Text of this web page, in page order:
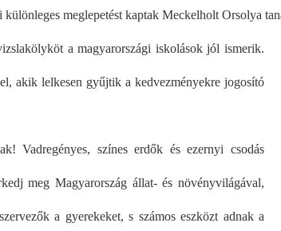
meglepetést kaptak Meckelholt Orsolya
a magyarországi iskolások jól ismerik.
akik lelkesen gyűjtik a kedvezményekre jogosító
Vadregényes, színes erdők és ezernyi csodás
meg Magyarország állat- és növényvilágával,
a gyerekeket, s számos eszközt adnak a